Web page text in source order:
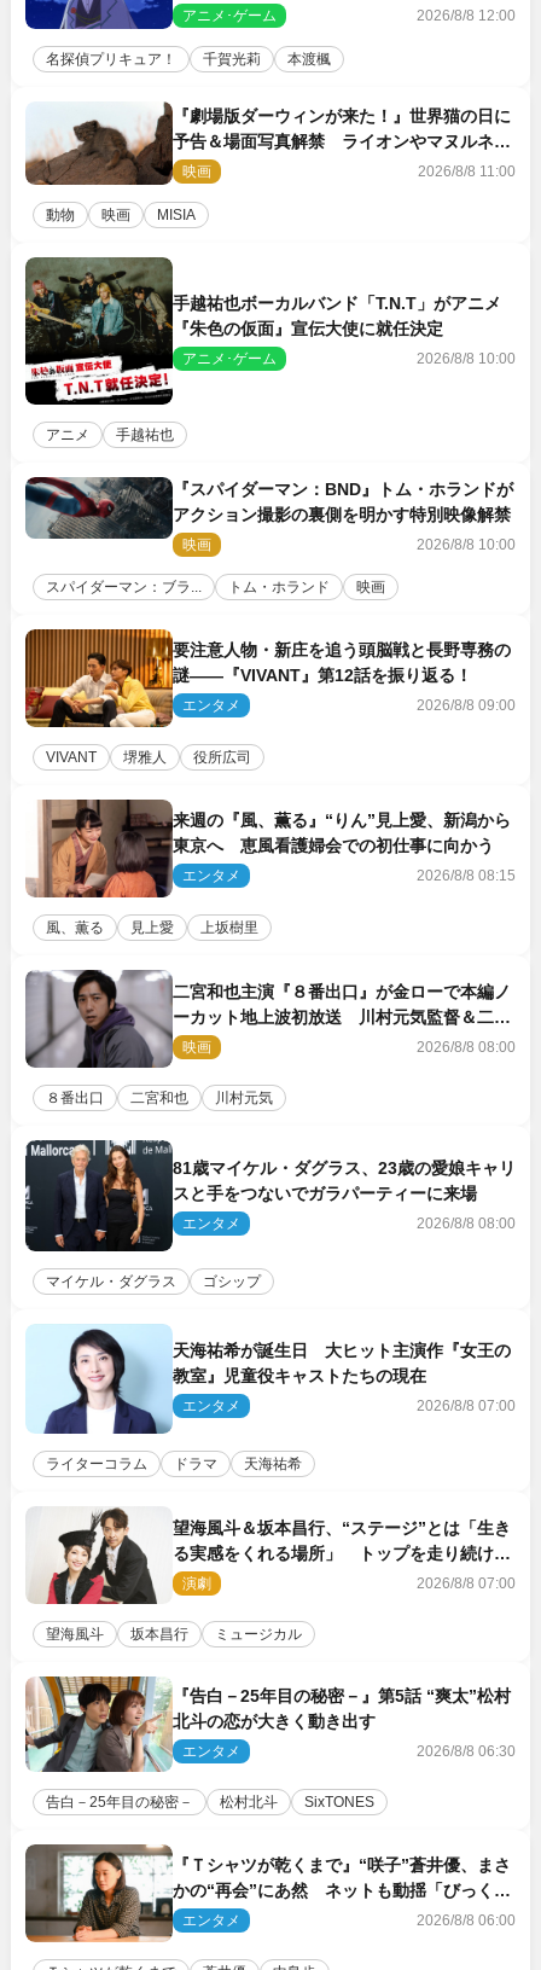
告状が届く
アニメ･ゲーム 2026/8/8 12:00
名探偵プリキュア！ 千賀光莉 本渡楓
『劇場版ダーウィンが来た！』世界猫の日に
予告＆場面写真解禁 ライオンやマヌルネコ
の赤ちゃんが大集合
映画 2026/8/8 11:00
動物 映画 MISIA
手越祐也ボーカルバンド「T.N.T」がアニメ
『朱色の仮面』宣伝大使に就任決定
アニメ･ゲーム 2026/8/8 10:00
アニメ 手越祐也
『スパイダーマン：BND』トム・ホランドが
アクション撮影の裏側を明かす特別映像解禁
映画 2026/8/8 10:00
スパイダーマン：ブラ... トム・ホランド 映画
要注意人物・新庄を追う頭脳戦と長野専務の
謎――『VIVANT』第12話を振り返る！
エンタメ 2026/8/8 09:00
VIVANT 堺雅人 役所広司
来週の『風、薫る』“りん”見上愛、新潟から
東京へ 恵風看護婦会での初仕事に向かう
エンタメ 2026/8/8 08:15
風、薫る 見上愛 上坂樹里
二宮和也主演『８番出口』が金ローで本編ノ
ーカット地上波初放送 川村元気監督＆二宮
コメント到着
映画 2026/8/8 08:00
８番出口 二宮和也 川村元気
81歳マイケル・ダグラス、23歳の愛娘キャリ
スと手をつないでガラパーティーに来場
エンタメ 2026/8/8 08:00
マイケル・ダグラス ゴシップ
天海祐希が誕生日 大ヒット主演作『女王の
教室』児童役キャストたちの現在
エンタメ 2026/8/8 07:00
ライターコラム ドラマ 天海祐希
望海風斗＆坂本昌行、“ステージ”とは「生き
る実感をくれる場所」 トップを走り続ける
原動力を語る
演劇 2026/8/8 07:00
望海風斗 坂本昌行 ミュージカル
『告白－25年目の秘密－』第5話 “爽太”松村
北斗の恋が大きく動き出す
エンタメ 2026/8/8 06:30
告白－25年目の秘密－ 松村北斗 SixTONES
『Ｔシャツが乾くまで』“咲子”蒼井優、まさ
かの“再会”にあ然 ネットも動揺「びっくり
した!!」「今さら?!」（ネタバレあり）
エンタメ 2026/8/8 06:00